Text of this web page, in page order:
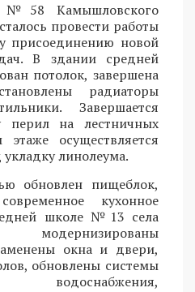
Камышловского
провести работы
присоединению новой
В здании средней
потолок, завершена
радиаторы
Завершается
перил на лестничных
осуществляется
линолеума.
обновлен пищеблок,
кухонное
школе №13 села
окна и двери,
обновлены системы
водоснабжения,